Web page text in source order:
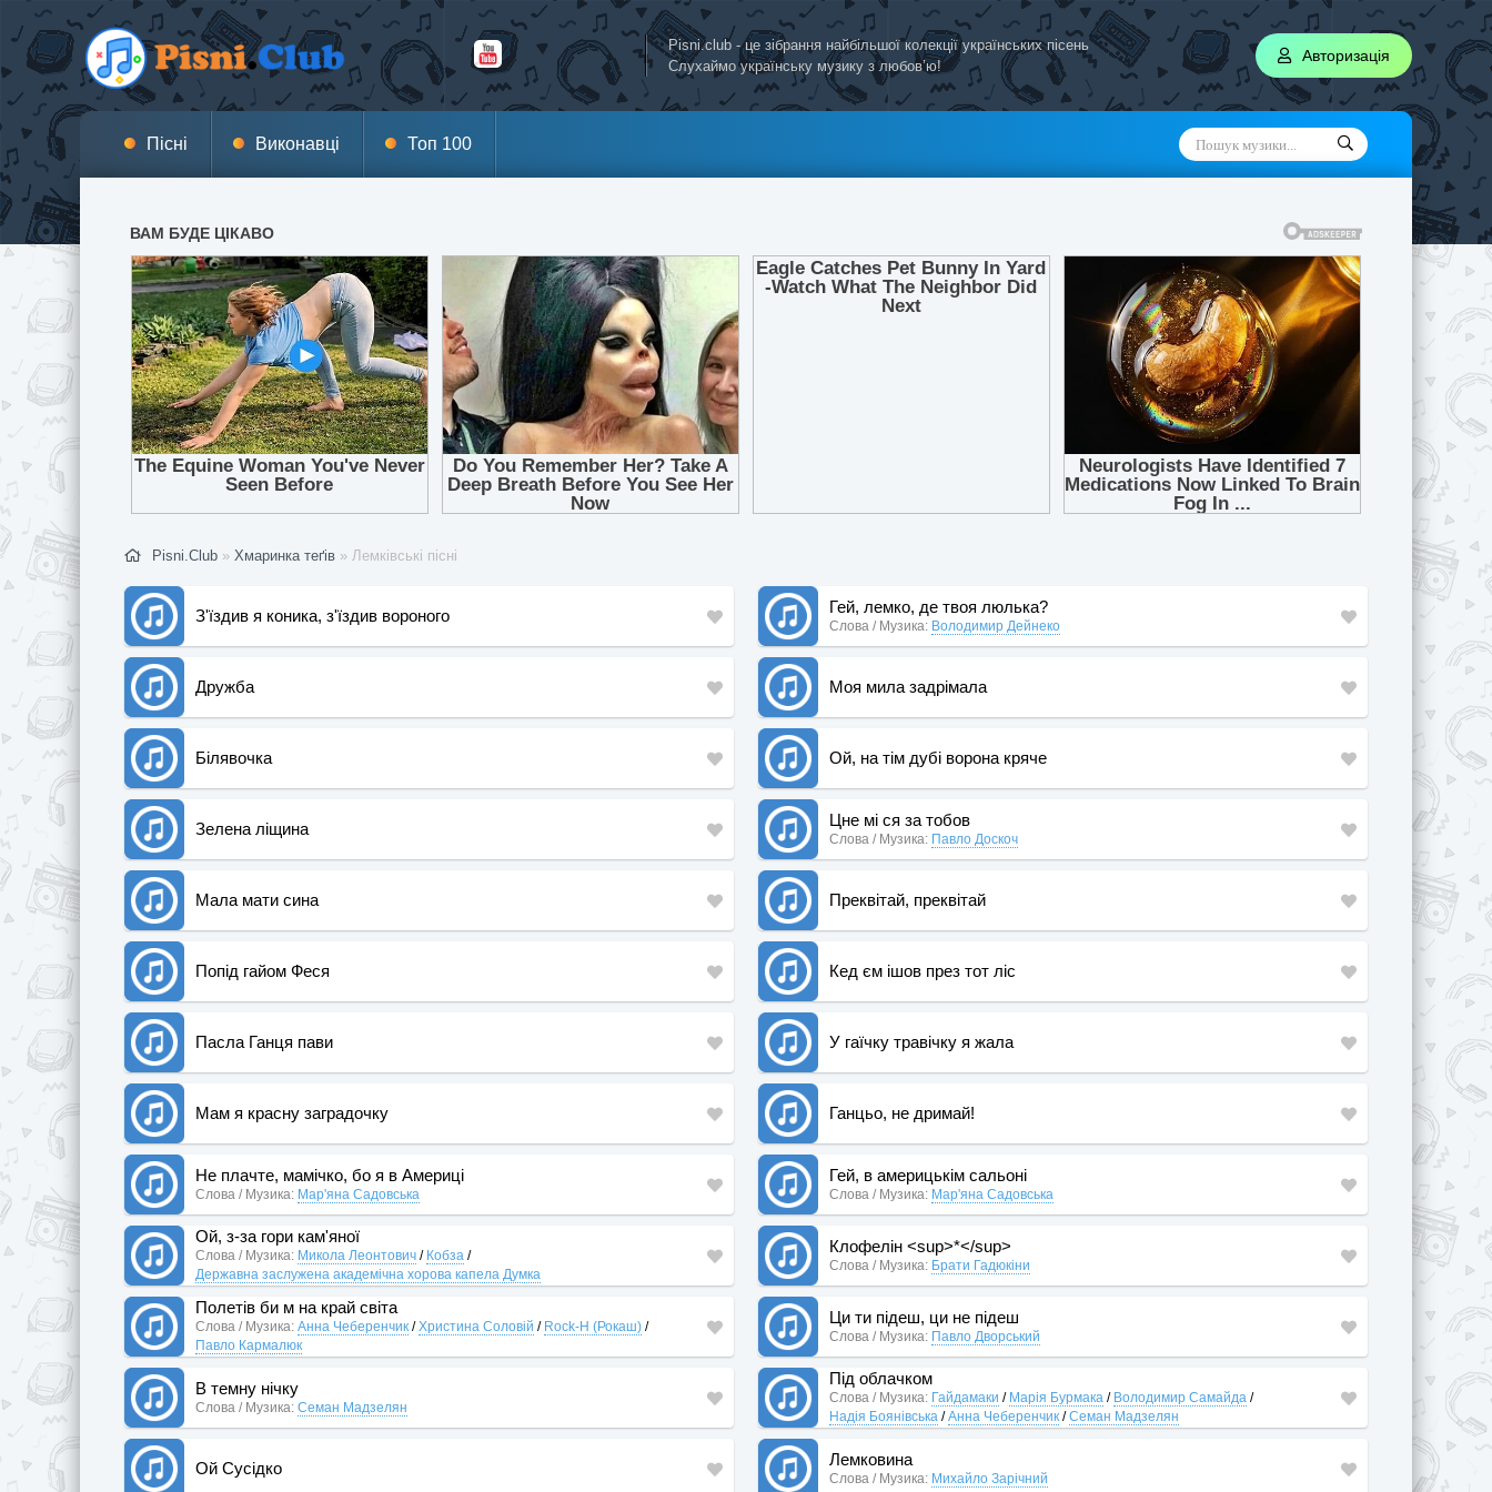
Pisni.club - це зібрання найбільшої колекції українських пісень
Слухаймо українську музику з любов’ю!
Авторизація
Пісні Виконавці Топ 100
Pisni.Club » Хмаринка теґів » Лемківські пісні
З'їздив я коника, з'їздив вороного Гей, лемко, де твоя люлька?
Слова / Музика: Володимир Дейнеко
Дружба Моя мила задрімала
Білявочка Ой, на тім дубі ворона кряче
Зелена ліщина Цне мі ся за тобов
Слова / Музика: Павло Доскоч
Мала мати сина Преквітай, преквітай
Попід гайом Феся Кед єм ішов през тот ліс
Пасла Ганця пави У гаїчку травічку я жала
Мам я красну заградочку Ганцьо, не дримай!
Не плачте, мамічко, бо я в Америці
Слова / Музика: Мар'яна Садовська
Гей, в америцькім сальоні
Слова / Музика: Мар'яна Садовська
Ой, з-за гори кам'яної
Слова / Музика: Микола Леонтович / Кобза /
Державна заслужена академічна хорова капела Думка
Клофелін <sup>*</sup>
Слова / Музика: Брати Гадюкіни
Полетів би м на край світа
Слова / Музика: Анна Чеберенчик /Христина Соловій / Rock-H (Рокаш) /
Павло Кармалюк
Ци ти підеш, ци не підеш
Слова / Музика: Павло Дворський
В темну нічку
Слова / Музика: Семан Мадзелян
Під облачком
Слова / Музика: Гайдамаки / Марія Бурмака / Володимир Самайда /
Надія Боянівська /Анна Чеберенчик /Семан Мадзелян
Ой Сусідко Лемковина
Слова / Музика: Михайло Зарічний